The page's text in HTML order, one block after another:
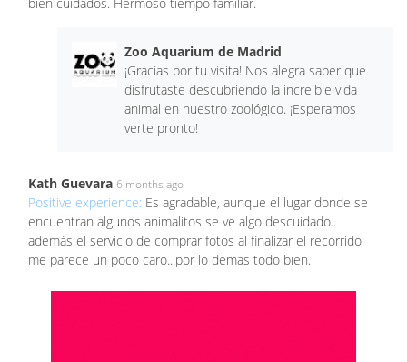
Zoo Aquarium de Madrid
¡Gracias por tu visita! Nos alegra saber que
disfrutaste descubriendo la increíble vida
animal en nuestro zoológico. ¡Esperamos
verte pronto!
Kath Guevara 6 months ago
Positive experience: Es agradable, aunque el lugar donde se
encuentran algunos animalitos se ve algo descuidado..
además el servicio de comprar fotos al finalizar el recorrido
me parece un poco caro...por lo demas todo bien.